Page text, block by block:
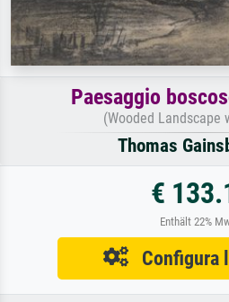
Paesaggio
(Wooded Landscape
Thomas
€
Enthält 22%
Configura